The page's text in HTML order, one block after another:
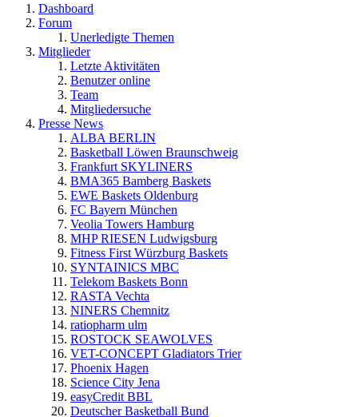
Dashboard
Forum
Unerledigte Themen
Mitglieder
Letzte Aktivitäten
Benutzer online
Team
Mitgliedersuche
Presse News
ALBA BERLIN
Basketball Löwen Braunschweig
Frankfurt SKYLINERS
BMA365 Bamberg Baskets
EWE Baskets Oldenburg
FC Bayern München
Veolia Towers Hamburg
MHP RIESEN Ludwigsburg
Fitness First Würzburg Baskets
SYNTAINICS MBC
Telekom Baskets Bonn
RASTA Vechta
NINERS Chemnitz
ratiopharm ulm
ROSTOCK SEAWOLVES
VET-CONCEPT Gladiators Trier
Phoenix Hagen
Science City Jena
easyCredit BBL
Deutscher Basketball Bund